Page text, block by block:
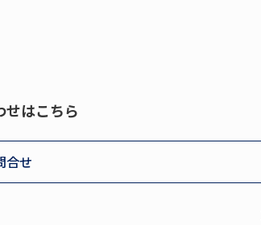
せはこちら
合せ